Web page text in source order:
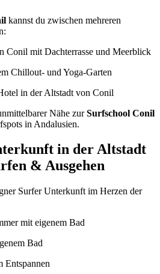
kannst du zwischen mehreren
Conil mit Dachterrasse und Meerblick
Chillout- und Yoga-Garten
in der Altstadt von Conil
Nähe zurSurfschool Conil
in Andalusien.
in der Altstadt
& Ausgehen
Surfer Unterkunft im Herzen der
mit eigenem Bad
Bad
Entspannen